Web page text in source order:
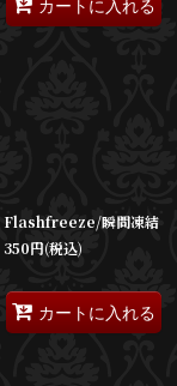
カートに入れる
Flashfreeze/瞬間凍結
350円(税込)
カートに入れる